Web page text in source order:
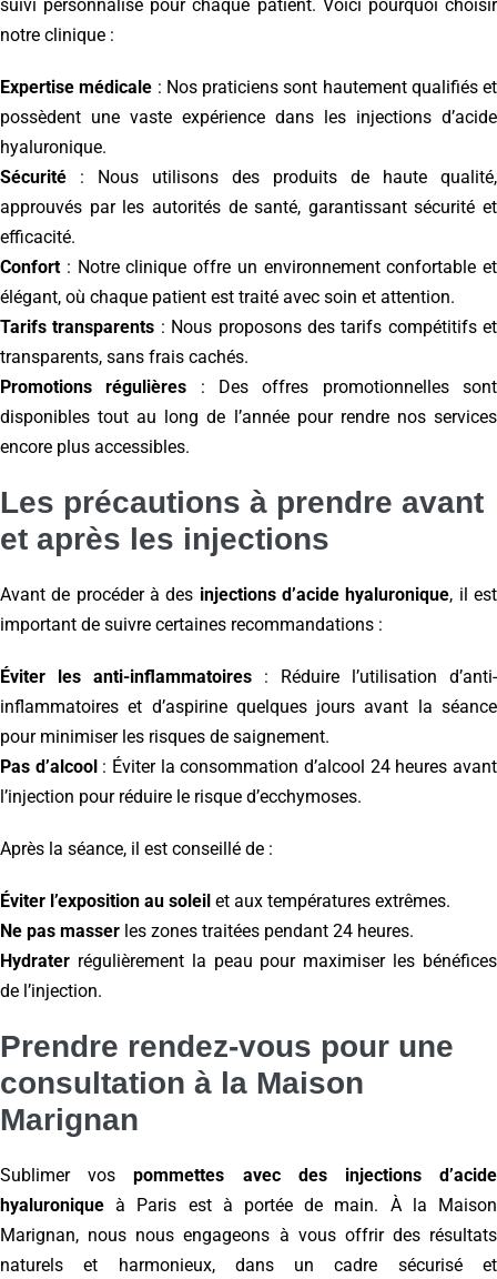
suivi personnalisé pour chaque patient. Voici pourquoi choisir
notre clinique :
Expertise médicale : Nos praticiens sont hautement qualifiés et
possèdent une vaste expérience dans les injections d’acide
hyaluronique.
Sécurité : Nous utilisons des produits de haute qualité,
approuvés par les autorités de santé, garantissant sécurité et
efficacité.
Confort : Notre clinique offre un environnement confortable et
élégant, où chaque patient est traité avec soin et attention.
Tarifs transparents : Nous proposons des tarifs compétitifs et
transparents, sans frais cachés.
Promotions régulières : Des offres promotionnelles sont
disponibles tout au long de l’année pour rendre nos services
encore plus accessibles.
Les précautions à prendre avant
et après les injections
Avant de procéder à des injections d’acide hyaluronique, il est
important de suivre certaines recommandations :
Éviter les anti-inflammatoires : Réduire l’utilisation d’anti-
inflammatoires et d’aspirine quelques jours avant la séance
pour minimiser les risques de saignement.
Pas d’alcool: Éviter la consommation d’alcool 24 heures avant
l’injection pour réduire le risque d’ecchymoses.
Après la séance, il est conseillé de :
Éviter l’exposition au soleil et aux températures extrêmes.
Ne pas masser les zones traitées pendant 24 heures.
Hydrater régulièrement la peau pour maximiser les bénéfices
de l’injection.
Prendre rendez-vous pour une
consultation à la Maison
Marignan
Sublimer vospommettes avec des injections d’acide
hyaluronique à Paris est à portée de main. À la Maison
Marignan, nous nous engageons à vous offrir des résultats
naturels et harmonieux, dans un cadre sécurisé et